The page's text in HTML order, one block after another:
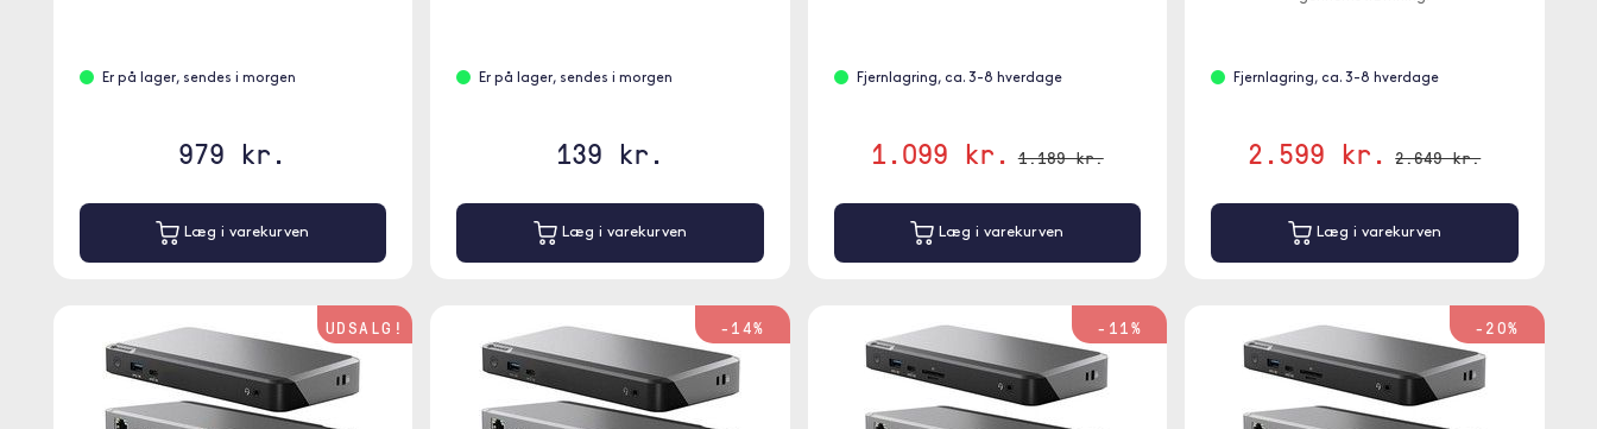
Er på lager, sendes i morgen
979 kr.
Læg i varekurven
Er på lager, sendes i morgen
139 kr.
Læg i varekurven
Fjernlagring, ca. 3-8 hverdage
1.099 kr. 1.189 kr.
Læg i varekurven
Fjernlagring, ca. 3-8 hverdage
2.599 kr. 2.649 kr.
Læg i varekurven
UDSALG! -14% -11% -20%